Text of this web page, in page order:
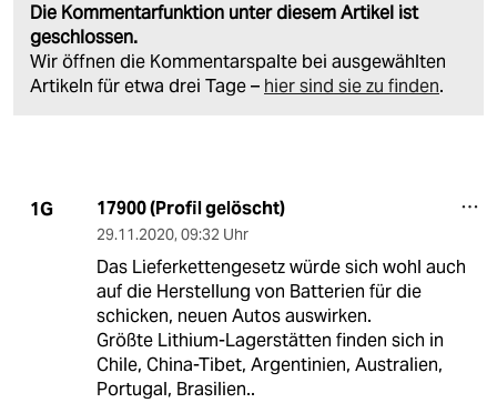
Die Kommentarfunktion unter diesem Artikel ist
geschlossen.
Wir öffnen die Kommentarspalte bei ausgewählten
Artikeln für etwa drei Tage – hier sind sie zu finden.
1G 17900 (Profil gelöscht)
29.11.2020, 09:32 Uhr
Das Lieferkettengesetz würde sich wohl auch
auf die Herstellung von Batterien für die
schicken, neuen Autos auswirken.
Größte Lithium-Lagerstätten finden sich in
Chile, China-Tibet, Argentinien, Australien,
Portugal, Brasilien..